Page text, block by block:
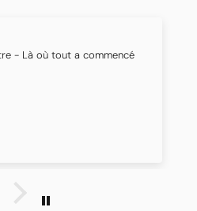
- Là où tout a commencé